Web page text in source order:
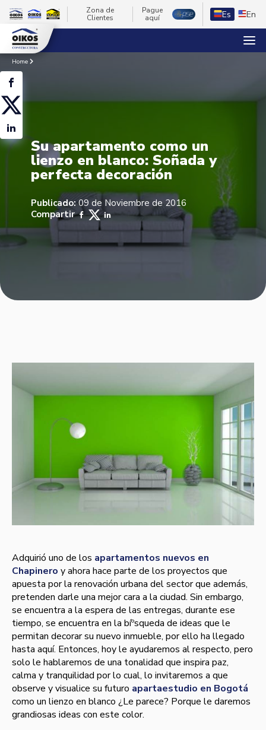
Zona de
Clientes
Pague
aquí
Es En
Home
Su apartamento como un
lienzo en blanco: Soñada y
perfecta decoración
Publicado:09 de Noviembre de 2016
Compartir
Adquirió uno de los apartamentos nuevos en
Chapinero y ahora hace parte de los proyectos que
apuesta por la renovación urbana del sector que además,
pretenden darle una mejor cara a la ciudad. Sin embargo,
se encuentra a la espera de las entregas, durante ese
tiempo, se encuentra en la bíºsqueda de ideas que le
permitan decorar su nuevo inmueble, por ello ha llegado
hasta aquí­. Entonces, hoy le ayudaremos al respecto, pero
solo le hablaremos de una tonalidad que inspira paz,
calma y tranquilidad por lo cual, lo invitaremos a que
observe y visualice su futuro apartaestudio en Bogotá
como un lienzo en blanco ¿Le parece? Porque le daremos
grandiosas ideas con este color.